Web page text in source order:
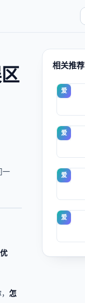
一
怎
相关推荐
爱
爱
爱
爱